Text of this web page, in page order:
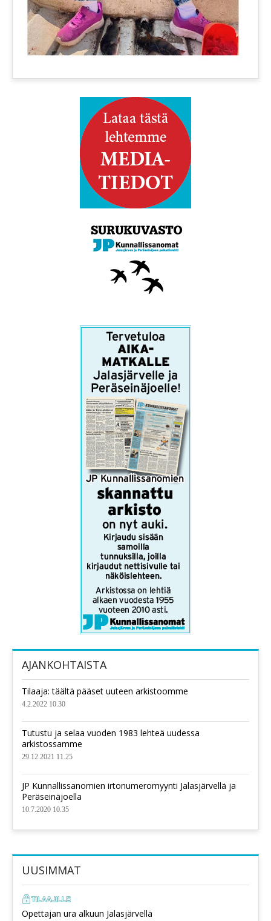
AJANKOHTAISTA
Tilaaja: täältä pääset uuteen arkistoomme
4.2.2022 10.30
Tutustu ja selaa vuoden 1983 lehteä uudessa
arkistossamme
29.12.2021 11.25
JP Kunnallissanomien irtonumeromyynti Jalasjärvellä ja
Peräseinäjoella
10.7.2020 10.35
UUSIMMAT
Opettajan ura alkuun Jalasjärvellä